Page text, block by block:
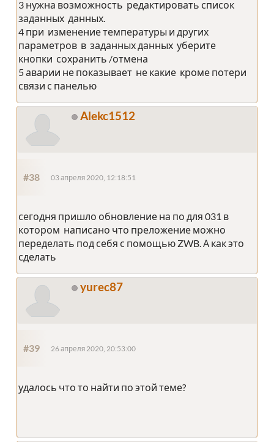
3 нужна возможность редактировать список
заданных данных.
4 при изменение температуры и других
параметров в заданных данных уберите
кнопки сохранить /отмена
5 аварии не показывает не какие кроме потери
связи с панелью
Alekc1512
#38 03 апреля 2020, 12:18:51
сегодня пришло обновление на по для 031 в
котором написано что преложение можно
переделать под себя с помощью ZWB. А как это
сделать
yurec87
#39 26 апреля 2020, 20:53:00
удалось что то найти по этой теме?